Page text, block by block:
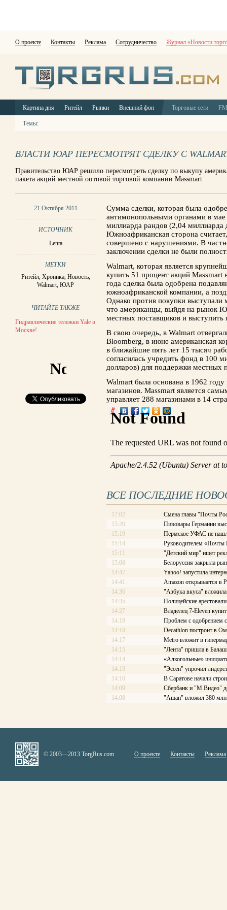
О проекте Контакты Реклама Сотрудничество Журнал «Новости
Картина дня Ритейл Рынки Внешний фон Торговые сети
Темы:
ВЛАСТИ ЮАР ПЕРЕСМОТРЯТ СДЕЛКУ С
Правительство ЮАР решило пересмотреть сделку по выкупу
пакета акций местной оптовой торговой компании Massmart
21 Октября 2011
ИСТОЧНИК
Lenta
МЕТКИ
Ритейл, Хроника, Новость,
Walmart,ЮАР
ЧИТАЙТЕ ТАКЖЕ
Гидравлические тележки Yale в
Москве!
Сумма сделки, которая была
антимонопольными органами в мае
миллиарда рандов (2,04 миллиарда
Южноафриканская сторона
совершено с нарушениями. В
заключении сделки не были
Walmart, которая является
купить 51 процент акций Massmart
года сделка была одобрена
южноафриканской компании, а
Однако против покупки
что американцы, выйдя на рынок
местных поставщиков и выступить
В свою очередь, в Walmart
Bloomberg, в июне американская
в ближайшие пять лет 15 тысяч
согласилась учредить фонд в 100
долларов) для поддержки местных
Walmart была основана в 1962
магазинов. Massmart является
управляет 288 магазинами в 14
ВСЕ ПОСЛЕДНИЕ
17:02
Смена главы "Почты
15:20
Пивовары Германии
15:19
Пермское УФАС не
15:14
Руководителем «Почты
15:11
"Детский мир" ищет
15:08
Белоруссия закрыла
14:47
Yahoo! запустила
14:41
Amazon открывается в
14:36
"Азбука вкуса"
14:35
Полицейские
14:27
Владелец 7-Eleven
14:19
Проблем с одобрением
14:18
Decathlon построит в
14:17
Меtrо вложит в
14:15
"Лента" пришла в
14:14
«Алкогольные»
14:13
"Эссен" упрочил
14:10
В Саратове начали
14:09
Сбербанк и "М.Видео"
14:08
"Ашан" вложил 380 млн
© 2003—2013 TorgRus.com О проекте Контакты Реклама